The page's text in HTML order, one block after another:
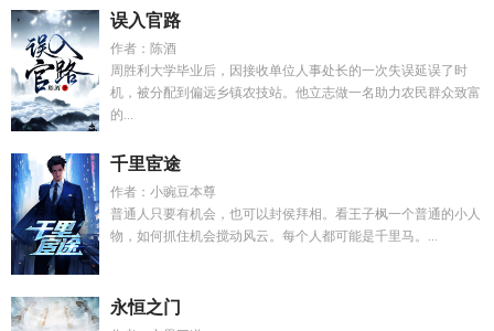
误入官路
作者：陈酒
周胜利大学毕业后，因接收单位人事处长的一次失误延误了时
机，被分配到偏远乡镇农技站。他立志做一名助力农民群众致富
的...
千里宦途
作者：小豌豆本尊
普通人只要有机会，也可以封侯拜相。看王子枫一个普通的小人
物，如何抓住机会搅动风云。每个人都可能是千里马。...
永恒之门